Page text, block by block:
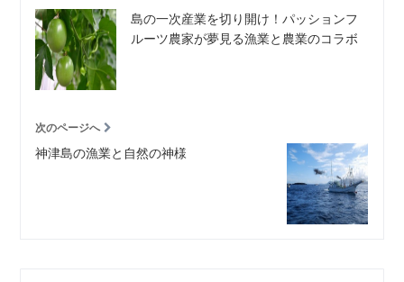
島の一次産業を切り開け！パッションフ
ルーツ農家が夢見る漁業と農業のコラボ
次のページへ
神津島の漁業と自然の神様